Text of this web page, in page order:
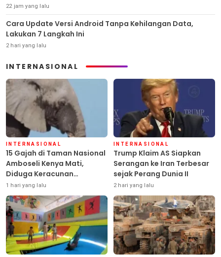
22 jam yang lalu
Cara Update Versi Android Tanpa Kehilangan Data,
Lakukan 7 Langkah Ini
2 hari yang lalu
INTERNASIONAL
INTERNASIONAL
15 Gajah di Taman Nasional
Amboseli Kenya Mati,
Diduga Keracunan
Pestisida
1 hari yang lalu
INTERNASIONAL
Trump Klaim AS Siapkan
Serangan ke Iran Terbesar
sejak Perang Dunia II
2 hari yang lalu